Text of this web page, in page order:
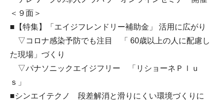
＜９面＞
■【特集】「エイジフレンドリー補助金」 活用に広がり
▽コロナ感染予防でも注目 「 60歳以上の人に配慮し
た現場」づくり
▽パナソニックエイジフリー 「リショーネＰｌｕ
ｓ」
■シンエイテクノ 段差解消と滑りにくい環境づくりに